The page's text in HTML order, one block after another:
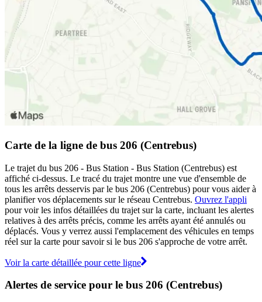
Carte de la ligne de bus 206 (Centrebus)
Le trajet du bus 206 - Bus Station - Bus Station (Centrebus) est
affiché ci-dessus. Le tracé du trajet montre une vue d'ensemble de
tous les arrêts desservis par le bus 206 (Centrebus) pour vous aider à
planifier vos déplacements sur le réseau Centrebus. Ouvrez l'appli
pour voir les infos détaillées du trajet sur la carte, incluant les alertes
relatives à des arrêts précis, comme les arrêts ayant été annulés ou
déplacés. Vous y verrez aussi l'emplacement des véhicules en temps
réel sur la carte pour savoir si le bus 206 s'approche de votre arrêt.
Voir la carte détaillée pour cette ligne
Alertes de service pour le bus 206 (Centrebus)